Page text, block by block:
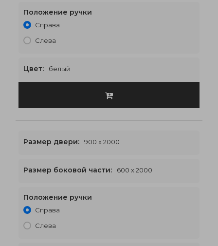
1900 x 2000€593
Положение ручки
Справа
Слева
Цвет: белый
2100 x 2000€613
Размер двери: 900 x 2000
Размер боковой части: 600 x 2000
Положение ручки
Справа
Слева